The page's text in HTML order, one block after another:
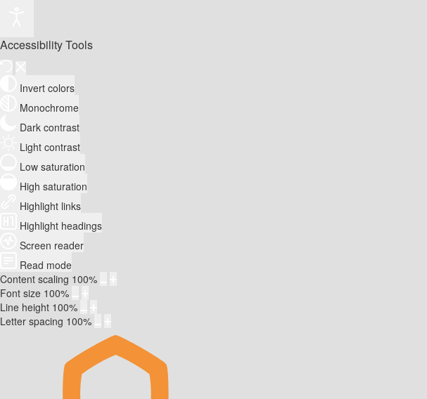
Accessibility Tools
Invert colors
Monochrome
Dark contrast
Light contrast
Low saturation
High saturation
Highlight links
Highlight headings
Screen reader
Read mode
Content scaling 100%
Font size 100%
Line height 100%
Letter spacing 100%